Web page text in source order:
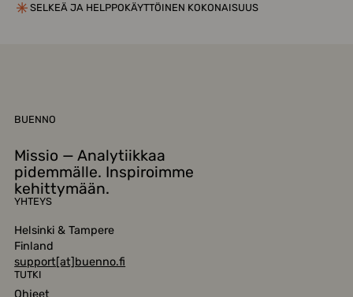
SELKEÄ JA HELPPOKÄYTTÖINEN KOKONAISUUS
BUENNO
Missio — Analytiikkaa
pidemmälle. Inspiroimme
kehittymään.
YHTEYS
Helsinki & Tampere
Finland
support[at]buenno.fi
TUTKI